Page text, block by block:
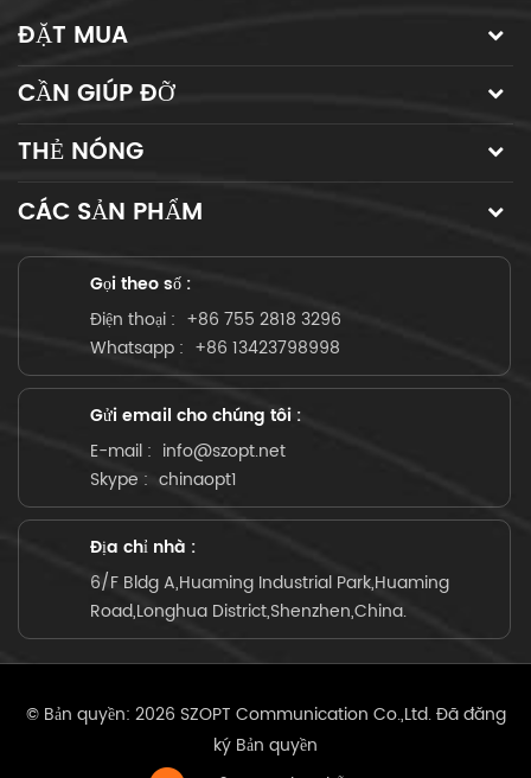
ĐẶT MUA
CẦN GIÚP ĐỠ
THẺ NÓNG
CÁC SẢN PHẨM
Gọi theo số :
Điện thoại : +86 755 2818 3296
Whatsapp : +86 13423798998
Gửi email cho chúng tôi :
E-mail : info@szopt.net
Skype : chinaopt1
Địa chỉ nhà :
6/F Bldg A,Huaming Industrial Park,Huaming
Road,Longhua District,Shenzhen,China.
© Bản quyền: 2026 SZOPT Communication Co.,Ltd. Đã đăng
ký Bản quyền